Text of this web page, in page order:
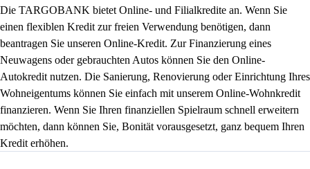
Die TARGOBANK bietet Online- und Filialkredite an. Wenn Sie
einen flexiblen Kredit zur freien Verwendung benötigen, dann
beantragen Sie unseren Online-Kredit. Zur Finanzierung eines
Neuwagens oder gebrauchten Autos können Sie den Online-
Autokredit nutzen. Die Sanierung, Renovierung oder Einrichtung Ihres
Wohneigentums können Sie einfach mit unserem Online-Wohnkredit
finanzieren. Wenn Sie Ihren finanziellen Spielraum schnell erweitern
möchten, dann können Sie, Bonität vorausgesetzt, ganz bequem Ihren
Kredit erhöhen.